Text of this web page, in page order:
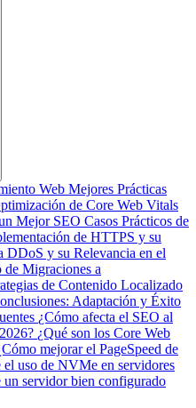
Web Mejores Prácticas
de Core Web Vitals
Mejor SEO Casos Prácticos de
de HTTPS y su
DDoS y su Relevancia en el
Migraciones a
de Contenido Localizado
Adaptación y Éxito
¿Cómo afecta el SEO al
¿Qué son los Core Web
mejorar el PageSpeed de
el uso de NVMe en servidores
un servidor bien configurado